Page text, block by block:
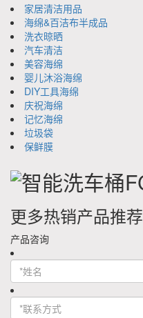
家居清洁用品
海绵&百洁布半成品
洗衣晾晒
汽车清洁
美容海绵
婴儿沐浴海绵
DIY工具海绵
庆祝海绵
记忆海绵
垃圾袋
保鲜膜
更多热销产品推荐
产品咨询